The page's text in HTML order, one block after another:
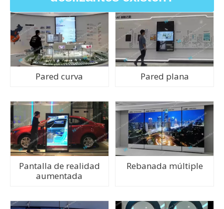
Pared curva Pared plana
Pantalla de realidad
aumentada
Rebanada múltiple